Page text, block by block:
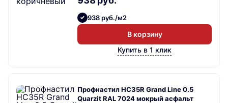
938 руб./м2
В корзину
Купить в 1 клик
Профнастил НС35R Grand Line 0.5
Quarzit RAL 7024 мокрый асфальт